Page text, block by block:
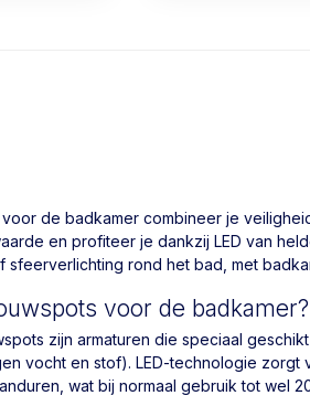
de badkamer combineer je
en profiteer je dankzij LED van
sfeerverlichting rond het bad, met
voor de badkamer?
zijn armaturen die speciaal
vocht en stof). LED-technologie
wat bij normaal gebruik tot wel